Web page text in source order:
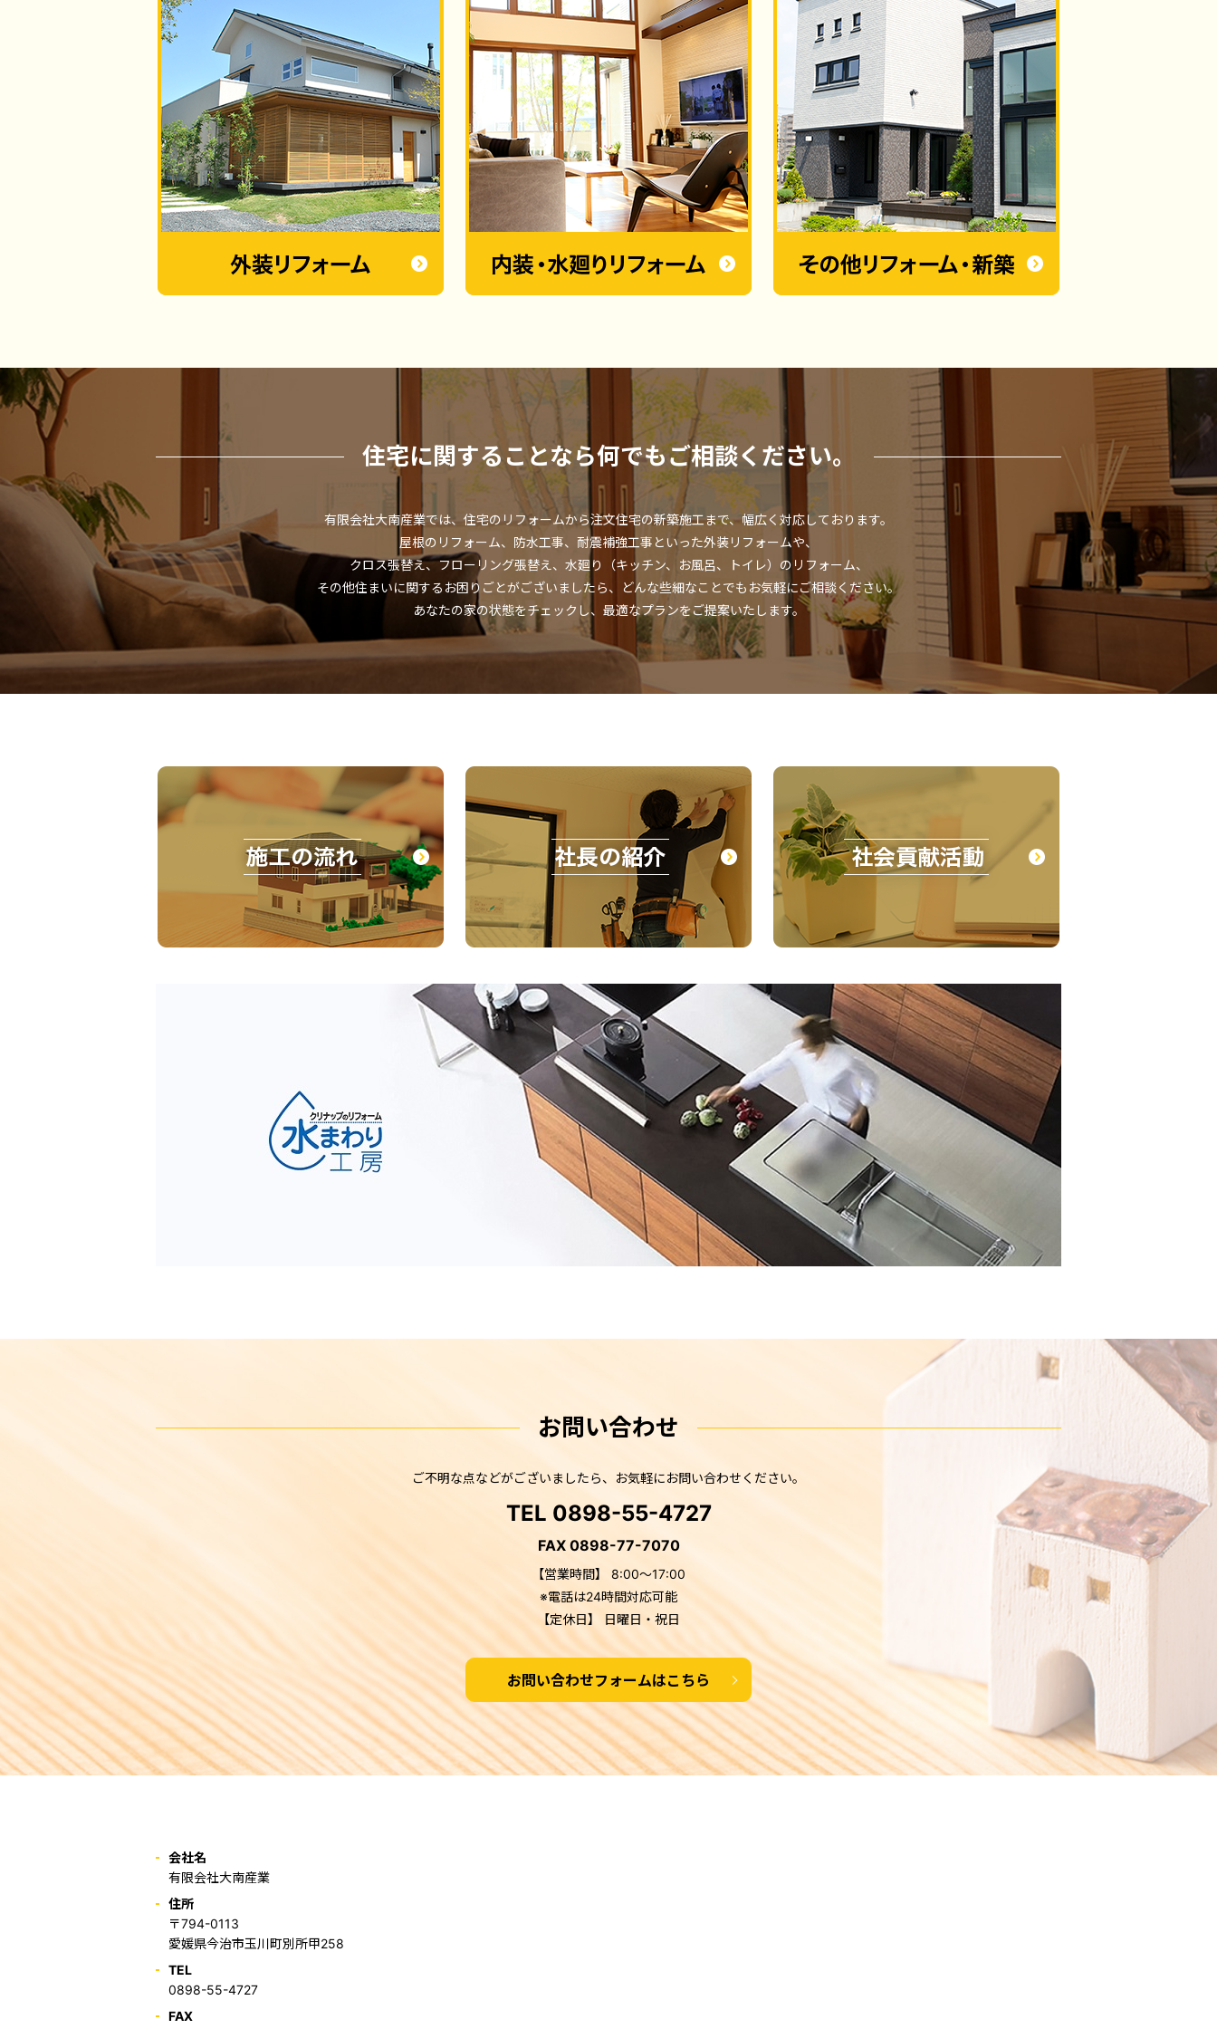
住宅に関することなら何でもご相談ください。
有限会社大南産業では、住宅のリフォームから注文住宅の新築施工まで、幅広く対応しております。
屋根のリフォーム、防水工事、耐震補強工事といった外装リフォームや、
クロス張替え、フローリング張替え、水廻り（キッチン、お風呂、トイレ）のリフォーム、
その他住まいに関するお困りごとがございましたら、どんな些細なことでもお気軽にご相談ください。
あなたの家の状態をチェックし、最適なプランをご提案いたします。
お問い合わせ
ご不明な点などがございましたら、 お気軽にお問い合わせください。
TEL 0898-55-4727
FAX 0898-77-7070
【営業時間】 8:00～17:00
※電話は24時間対応可能
【定休日】 日曜日・祝日
お問い合わせフォームはこちら
会社名
有限会社大南産業
住所
〒794-0113
愛媛県今治市玉川町別所甲258
TEL
0898-55-4727
FAX